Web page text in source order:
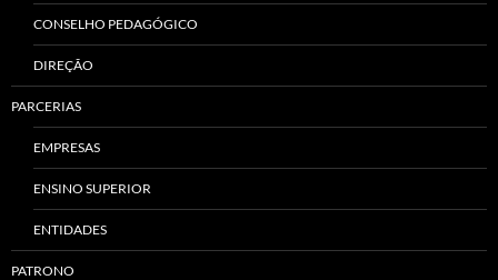
CONSELHO PEDAGÓGICO
DIREÇÃO
PARCERIAS
EMPRESAS
ENSINO SUPERIOR
ENTIDADES
PATRONO